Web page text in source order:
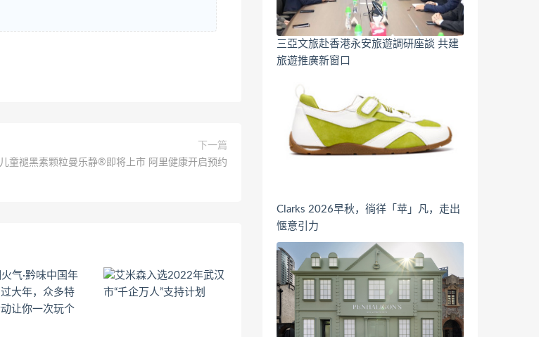
下一篇
儿童褪黑素颗粒曼乐静®即将上市 阿里健康开启预约
三亞文旅赴香港永安旅遊調研座談 共建
旅遊推廣新窗口
Clarks 2026早秋，徜徉「苹」凡，走出
惬意引力